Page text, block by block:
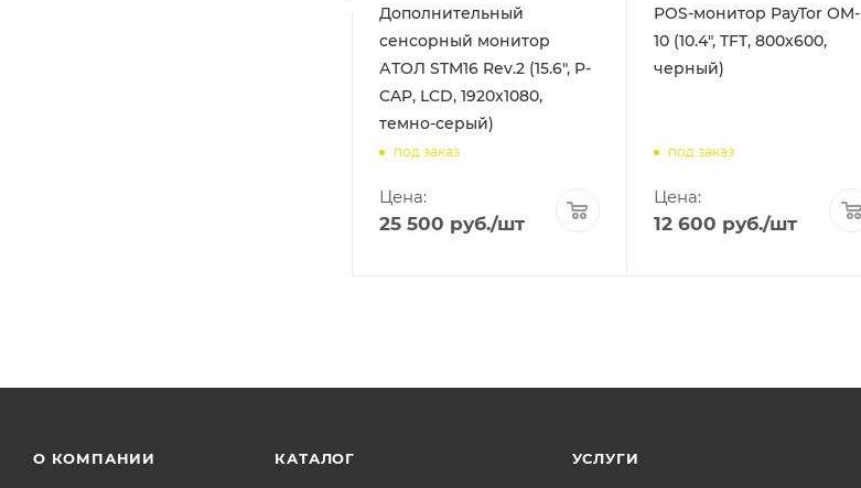
Дополнительный
сенсорный монитор
АТОЛ STM16 Rev.2 (15.6", P-
CAP, LCD, 1920x1080,
темно-серый)
под заказ
Цена:
25 500 руб./шт
POS-монитор PayTor OM-
10 (10.4", TFT, 800х600,
черный)
под заказ
Цена:
12 600 руб./шт
О КОМПАНИИ КАТАЛОГ УСЛУГИ